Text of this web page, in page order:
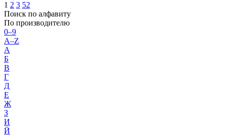
1 2 3 52
Поиск по алфавиту
По производителю
0–9
A–Z
А
Б
В
Г
Д
Е
Ж
З
И
Й